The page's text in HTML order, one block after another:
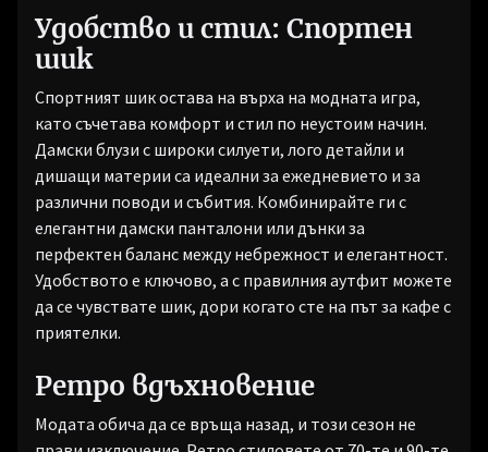
Удобство и стил: Спортен
шик
Спортният шик остава на върха на модната игра,
като съчетава комфорт и стил по неустоим начин.
Дамски блузи с широки силуети, лого детайли и
дишащи материи са идеални за ежедневието и за
различни поводи и събития. Комбинирайте ги с
елегантни дамски панталони или дънки за
перфектен баланс между небрежност и елегантност.
Удобството е ключово, а с правилния аутфит можете
да се чувствате шик, дори когато сте на път за кафе с
приятелки.
Ретро вдъхновение
Модата обича да се връща назад, и този сезон не